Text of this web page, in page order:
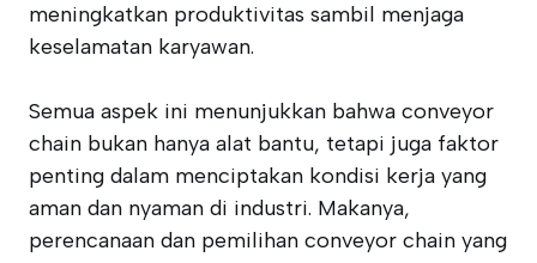
meningkatkan produktivitas sambil menjaga
keselamatan karyawan.
Semua aspek ini menunjukkan bahwa conveyor
chain bukan hanya alat bantu, tetapi juga faktor
penting dalam menciptakan kondisi kerja yang
aman dan nyaman di industri. Makanya,
perencanaan dan pemilihan conveyor chain yang